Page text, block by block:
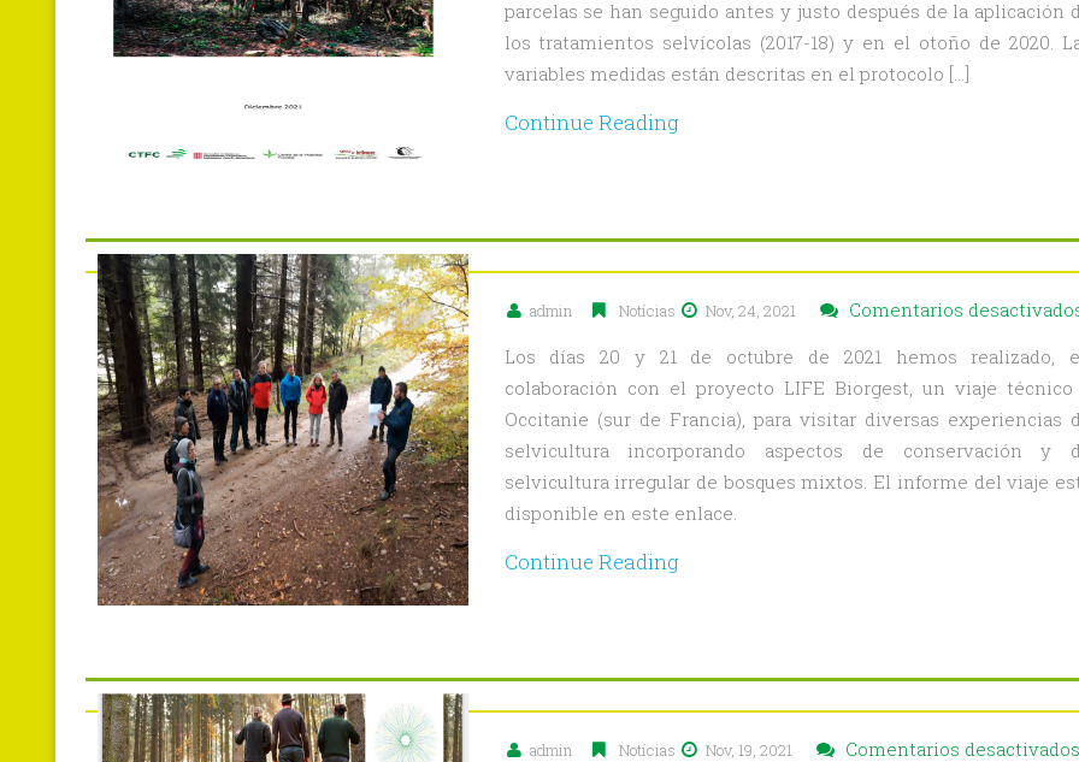
parcelas se han seguido antes y justo después de la aplicación
los tratamientos selvícolas (2017-18) y en el otoño de 2020.
variables medidas están descritas en el protocolo […]
Continue Reading
admin Notícias Nov, 24, 2021 Comentarios
Los días 20 y 21 de octubre de 2021 hemos realizado,
colaboración con el proyecto LIFE Biorgest, un viaje técnico
Occitanie (sur de Francia), para visitar diversas experiencias
selvicultura incorporando aspectos de conservación y
selvicultura irregular de bosques mixtos. El informe del viaje
disponible en este enlace.
Continue Reading
admin Notícias Nov, 19, 2021 Comentarios desactivados